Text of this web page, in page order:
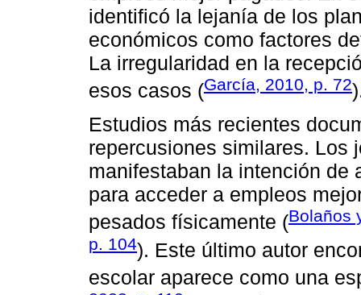
identificó la lejanía de los
económicos como factores
La irregularidad en la
esos casos (García, 2010, p. 72
Estudios más recientes
repercusiones similares. Los
manifestaban la intención de
para acceder a empleos
pesados físicamente (Bolaños
p. 104). Este último autor
escolar aparece como una